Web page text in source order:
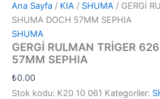
Ana Sayfa / KIA / SHUMA / GERGİ
SHUMA DOCH 57MM SEPHIA
SHUMA
GERGİ RULMAN TRİGER
57MM SEPHIA
₺0.00
Stok kodu: K20 10 061 Kategoriler: